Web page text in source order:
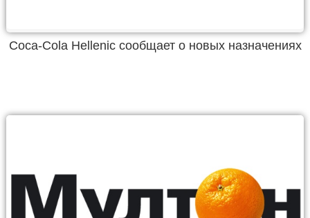
Coca-Cola Hellenic сообщает о новых назначениях